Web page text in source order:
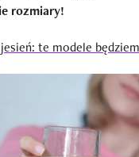
rozmiary!
te modele